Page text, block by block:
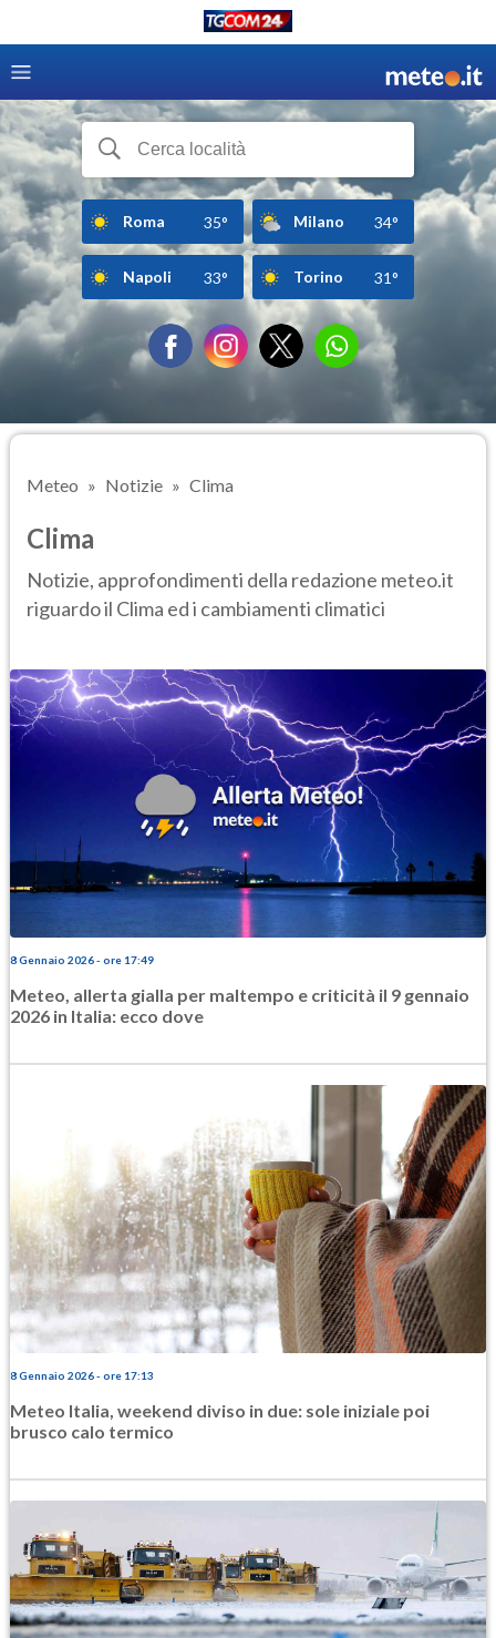
Roma 35° Milano 34°
Napoli 33° Torino 31°
Meteo Notizie Clima
Clima
Notizie, approfondimenti della redazione meteo.it
riguardo il Clima ed i cambiamenti climatici
8 Gennaio 2026 - ore 17:49
Meteo, allerta gialla per maltempo e criticità il 9 gennaio
2026 in Italia: ecco dove
8 Gennaio 2026 - ore 17:13
Meteo Italia, weekend diviso in due: sole iniziale poi
brusco calo termico